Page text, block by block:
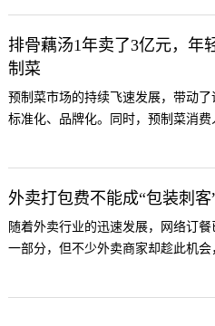
排骨藕汤1年卖了3亿元，年
制菜
预制菜市场的持续飞速发展，带动
标准化、品牌化。同时，预制菜消费
外卖打包费不能成“包装刺
随着外卖行业的迅速发展，网络订
一部分，但不少外卖商家却趁此机会